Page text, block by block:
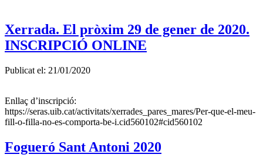
Xerrada. El pròxim 29 de gener de 2020.
INSCRIPCIÓ ONLINE
Publicat el: 21/01/2020
Enllaç d’inscripció:
https://seras.uib.cat/activitats/xerrades_pares_mares/Per-que-el-meu-
fill-o-filla-no-es-comporta-be-i.cid560102#cid560102
Fogueró Sant Antoni 2020